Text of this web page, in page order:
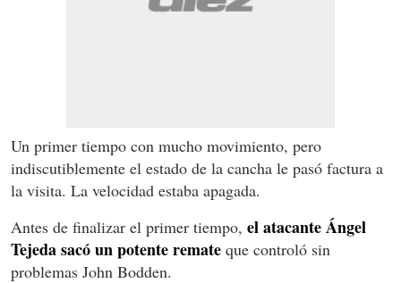
Un primer tiempo con mucho movimiento, pero
indiscutiblemente el estado de la cancha le pasó factura a
la visita. La velocidad estaba apagada.
Antes de finalizar el primer tiempo, el atacante Ángel
Tejeda sacó un potente remate que controló sin
problemas John Bodden.